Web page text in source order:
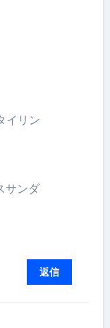
イリン
サンダ
返信